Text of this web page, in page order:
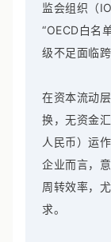
监会组织（
“OECD白名
级不足面临
在资本流动
换，无资金
人民币）运
企业而言，
周转效率，
求。